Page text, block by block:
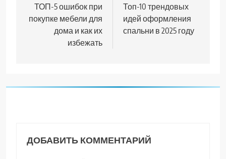
по
записям
ТОП-5 ошибок при
покупке мебели для
дома и как их
избежать
Топ-10 трендовых
идей оформления
спальни в 2025 году
ДОБАВИТЬ КОММЕНТАРИЙ